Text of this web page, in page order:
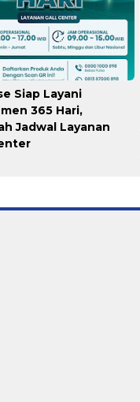
Siap Layani
365 Hari,
Jadwal Layanan